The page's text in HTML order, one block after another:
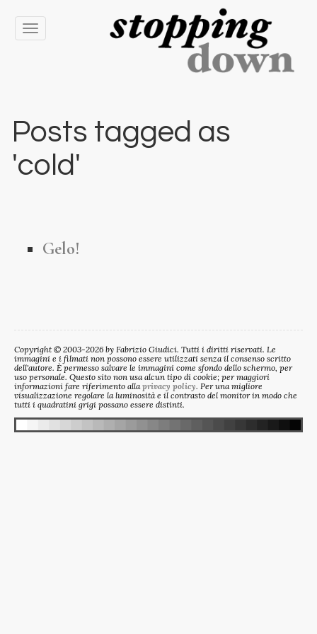
Toggle
navigation
Posts tagged as
'cold'
Gelo!
Copyright © 2003-2026 by Fabrizio Giudici. Tutti i diritti riservati. Le
immagini e i filmati non possono essere utilizzati senza il consenso scritto
dell'autore. È permesso salvare le immagini come sfondo dello schermo, per
uso personale. Questo sito non usa alcun tipo di cookie; per maggiori
informazioni fare riferimento allaprivacy policy. Per una migliore
visualizzazione regolare la luminosità e il contrasto del monitor in modo che
tutti i quadratini grigi possano essere distinti.